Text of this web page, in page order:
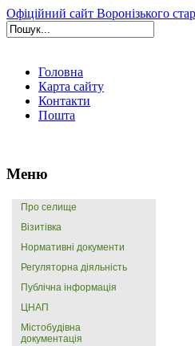
Офіційний сайт Воронізького
Головна
Карта сайту
Контакти
Пошта
Меню
Про селище
Візитівка
Нормативні документи
Регуляторна діяльність
Публічна інформація
ЦНАП
Містобудівна
документація